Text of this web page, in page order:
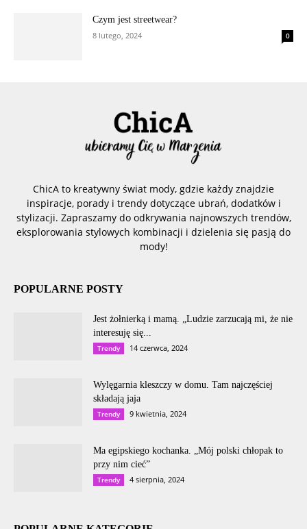
Czym jest streetwear?
8 lutego, 2024
0
ChicA to kreatywny świat mody, gdzie każdy znajdzie
inspiracje, porady i trendy dotyczące ubrań, dodatków i
stylizacji. Zapraszamy do odkrywania najnowszych trendów,
eksplorowania stylowych kombinacji i dzielenia się pasją do
mody!
POPULARNE POSTY
Jest żołnierką i mamą. „Ludzie zarzucają mi, że nie
interesuję się...
Trendy 14 czerwca, 2024
Wylęgarnia kleszczy w domu. Tam najczęściej
składają jaja
Trendy 9 kwietnia, 2024
Ma egipskiego kochanka. „Mój polski chłopak to
przy nim cieć”
Trendy 4 sierpnia, 2024